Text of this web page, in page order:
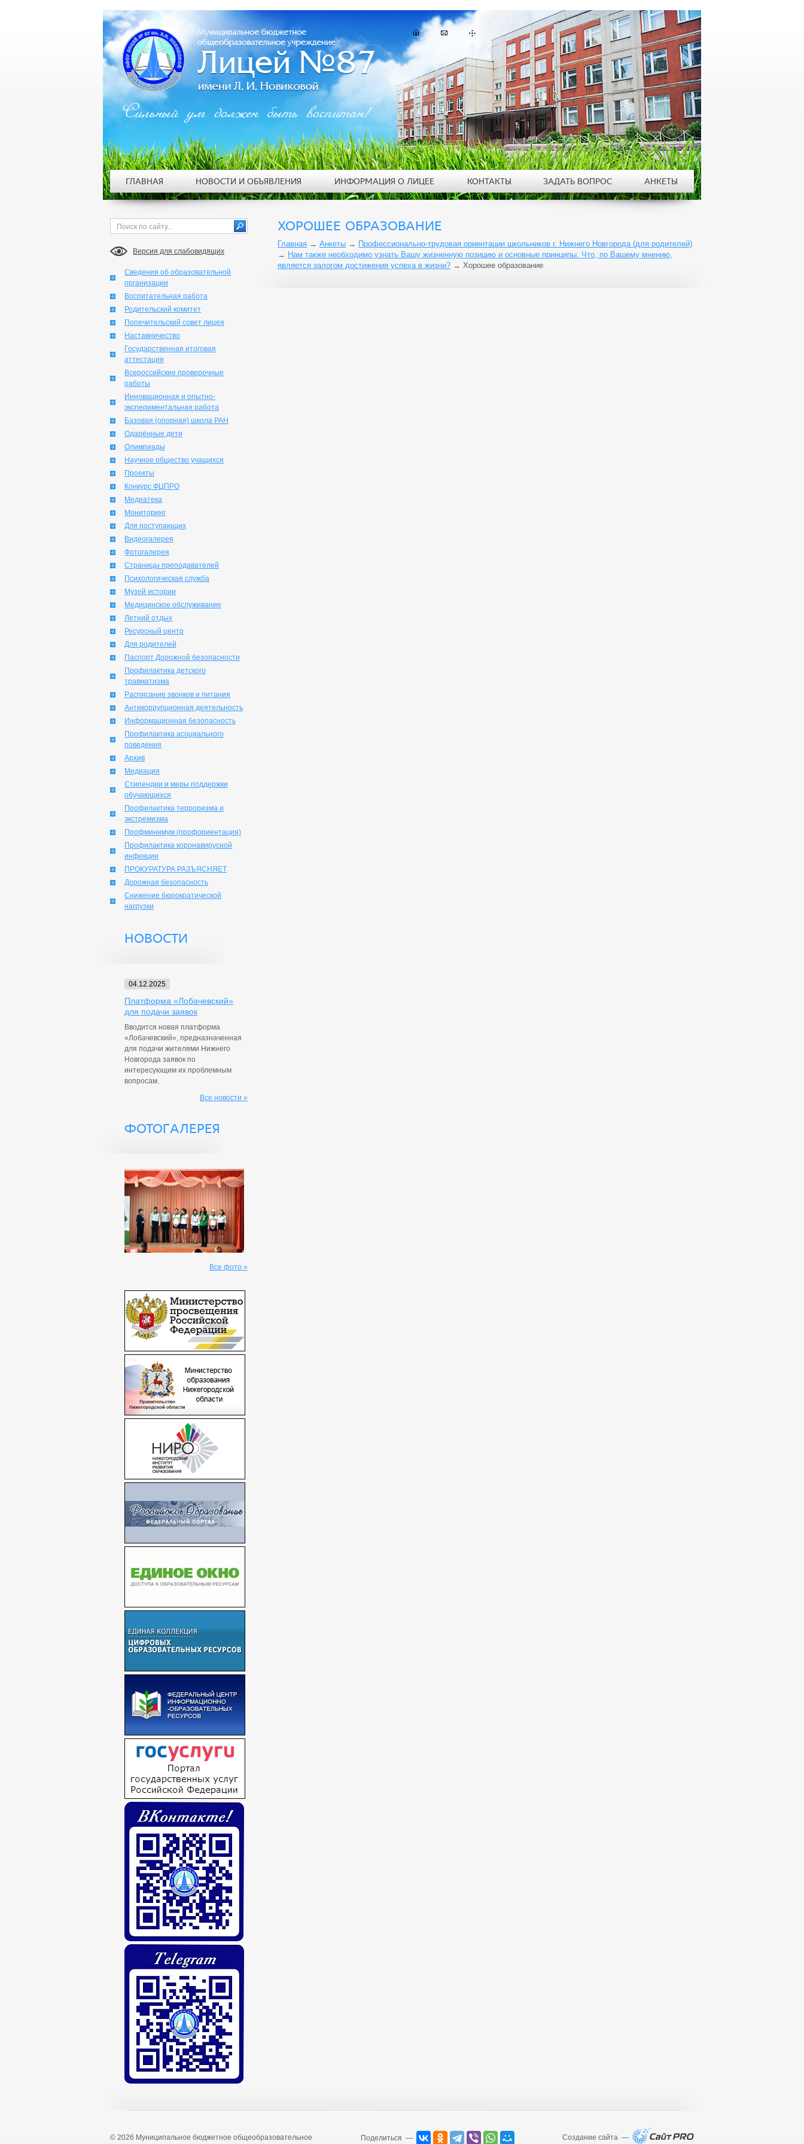
Версия для слабовидящих
Сведения об образовательной
организации
Воспитательная работа
Родительский комитет
Попечительский совет лицея
Наставничество
Государственная итоговая
аттестация
Всероссийские проверочные
работы
Инновационная и опытно-
экспериментальная работа
Базовая (опорная) школа РАН
Одарённые дети
Олимпиады
Научное общество учащихся
Проекты
Конкурс ФЦПРО
Медиатека
Мониторинг
Для поступающих
Видеогалерея
Фотогалерея
Страницы преподавателей
Психологическая служба
Музей истории
Медицинское обслуживание
Летний отдых
Ресурсный центр
Для родителей
Паспорт Дорожной безопасности
Профилактика детского
травматизма
Расписание звонков и питания
Антикоррупционная деятельность
Информационная безопасность
Профилактика асоциального
поведения
Архив
Медиация
Стипендии и меры поддержки
обучающихся
Профилактика терроризма и
экстремизма
Профминимум (профориентация)
Профилактика коронавирусной
инфекции
ПРОКУРАТУРА РАЗЪЯСНЯЕТ
Дорожная безопасность
Снижение бюрократической
нагрузки
НОВОСТИ
04.12.2025
Платформа «Лобачевский»
для подачи заявок
Вводится новая платформа
«Лобачевский», предназначенная
для подачи жителями Нижнего
Новгорода заявок по
интересующим их проблемным
вопросам.
Все новости »
ФОТОГАЛЕРЕЯ
Все фото »
ХОРОШЕЕ ОБРАЗОВАНИЕ
Главная → Анкеты → Профессионально-трудовая ориентации школьников г. Нижнего Новгорода (для родителей)
→ Нам также необходимо узнать Вашу жизненную позицию и основные принципы. Что, по Вашему мнению,
является залогом достижения успеха в жизни? → Хорошее образование
Сильный ум должен быть воспитан!
ГЛАВНАЯ НОВОСТИ И ОБЪЯВЛЕНИЯ ИНФОРМАЦИЯ О ЛИЦЕЕ КОНТАКТЫ ЗАДАТЬ ВОПРОС АНКЕТЫ
© 2026 Муниципальное бюджетное общеобразовательное Поделиться — Создание сайта —